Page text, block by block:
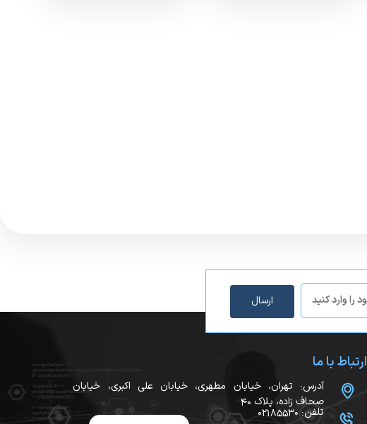
ارسال
ارتباط با ما
آدرس: تهران، خیابان مطهری، خیابان علی اکبری، خیابان
صحاف زاده، پلاک ۴۰
تلفن: 02185530